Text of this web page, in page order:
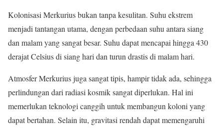
Kolonisasi Merkurius bukan tanpa kesulitan. Suhu ekstrem
menjadi tantangan utama, dengan perbedaan suhu antara siang
dan malam yang sangat besar. Suhu dapat mencapai hingga 430
derajat Celsius di siang hari dan turun drastis di malam hari.
Atmosfer Merkurius juga sangat tipis, hampir tidak ada, sehingga
perlindungan dari radiasi kosmik sangat diperlukan. Hal ini
memerlukan teknologi canggih untuk membangun koloni yang
dapat bertahan. Selain itu, gravitasi rendah dapat memengaruhi